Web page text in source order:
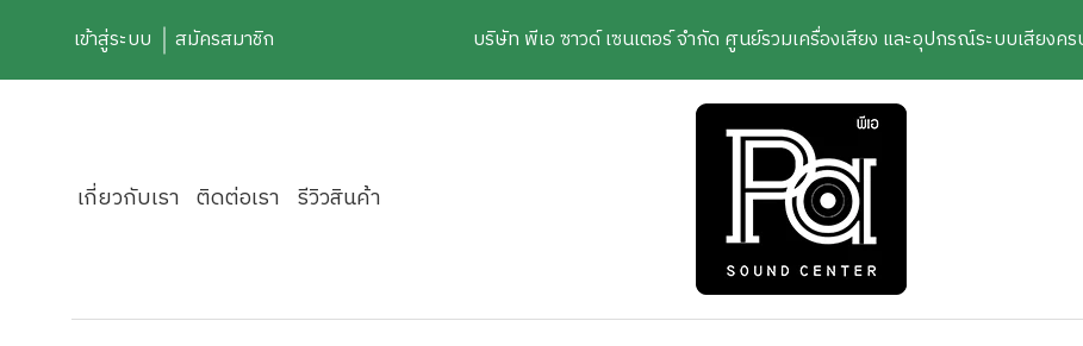
เข้าสู่ระบบ สมัครสมาชิก บริษัท พีเอ ซาวด์ เซนเตอร์ จำกัด ศูนย์รวมเครื่องเสียง และอุปกรณ์ระบบเสียงคร
เกี่ยวกับเรา ติดต่อเรา รีวิวสินค้า